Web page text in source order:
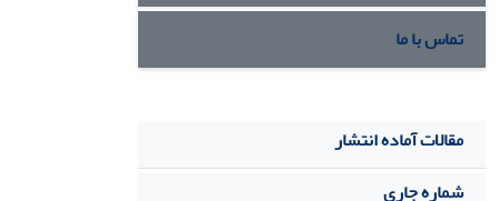
تماس با ما
مقالات آماده انتشار
شماره جاری